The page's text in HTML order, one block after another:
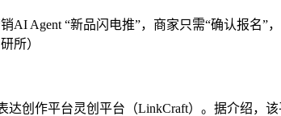
AI Agent “新品闪电推”，商家只需“确认报名
所）
创作平台灵创平台（LinkCraft）。据介绍，